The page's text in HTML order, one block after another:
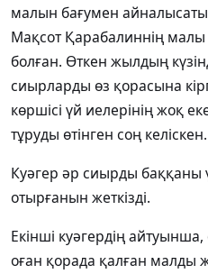
малын бағумен
Мақсот Қарабалиннің
болған. Өткен жылдың
сиырларды өз қорасына
көршісі үй иелерінің жоқ
тұруды өтінген соң келіскен.
Куәгер әр сиырды
отырғанын жеткізді.
Екінші куәгердің
оған қорада қалған малды